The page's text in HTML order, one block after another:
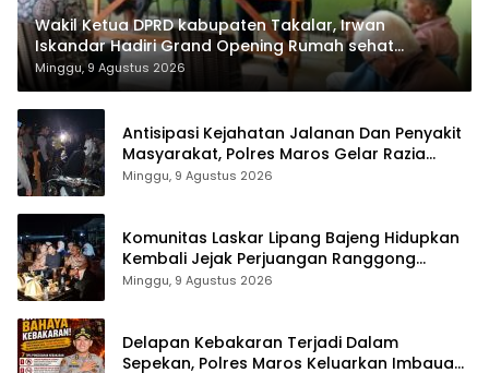
Wakil Ketua DPRD kabupaten Takalar, Irwan
Iskandar Hadiri Grand Opening Rumah sehat
Pertama di Takalar, Melayani Terapis Gratis untuk
Pasien Dhuafa dan umum.
Minggu, 9 Agustus 2026
Antisipasi Kejahatan Jalanan Dan Penyakit
Masyarakat, Polres Maros Gelar Razia
Operasi Cipta Kondusif
Minggu, 9 Agustus 2026
Komunitas Laskar Lipang Bajeng Hidupkan
Kembali Jejak Perjuangan Ranggong
Daeng Romo, Wabup Takalar: Apresiasi
Minggu, 9 Agustus 2026
Delapan Kebakaran Terjadi Dalam
Sepekan, Polres Maros Keluarkan Imbauan